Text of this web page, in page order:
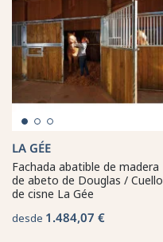
LA GÉE
Fachada abatible de madera
de abeto de Douglas / Cuello
de cisne La Gée
desde 1.484,07 €